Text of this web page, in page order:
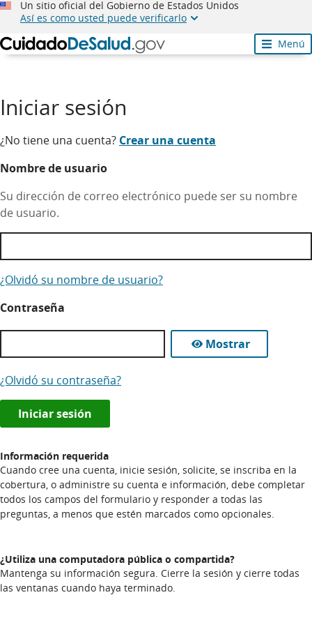
Un sitio oficial del Gobierno de Estados Unidos
Así es como usted puede verificarlo
Menú
Iniciar sesión
¿No tiene una cuenta? Crear una cuenta
Nombre de usuario
Su dirección de correo electrónico puede ser su nombre
de usuario.
¿Olvidó su nombre de usuario?
Contraseña
Mostrar
¿Olvidó su contraseña?
Iniciar sesión
Información requerida
Cuando cree una cuenta, inicie sesión, solicite, se inscriba en la
cobertura, o administre su cuenta e información, debe completar
todos los campos del formulario y responder a todas las
preguntas, a menos que estén marcados como opcionales.
¿Utiliza una computadora pública o compartida?
Mantenga su información segura. Cierre la sesión y cierre todas
las ventanas cuando haya terminado.